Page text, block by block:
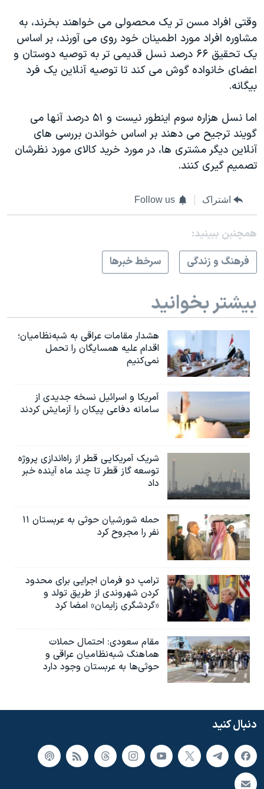
وقتی افراد مسن تر یک محصولی می خواهند بخرند، به
مشاوره افراد مورد اطمینان خود روی می آورند، بر اساس
یک تحقیق ۶۶ درصد نسل قدیمی تر به توصیه دوستان و
اعضای خانواده گوش می کند تا توصیه آنلاین یک فرد
بیگانه.
اما نسل هزاره سوم اینطور نیست و ۵۱ درصد آنها می
گویند ترجیح می دهند بر اساس خواندن بررسی های
آنلاین دیگر مشتری ها، در مورد خرید کالای مورد نظرشان
تصمیم گیری کنند.
اشتراک Follow us
همچنبن ببینید:
فرهنگ و زندگی
سرخط خبرها
بیشتر بخوانید
هشدار مقامات عراقی به شبه‌نظامیان؛
اقدام علیه همسایگان را تحمل
نمی‌کنیم
آمریکا و اسرائیل نسخه جدیدی از
سامانه دفاعی پیکان را آزمایش کردند
شریک آمریکایی قطر از راه‌اندازی پروژه
توسعه گاز قطر تا چند ماه آینده خبر
داد
حمله شورشیان حوثی به عربستان ۱۱
نفر را مجروح کرد
ترامپ دو فرمان اجرایی برای محدود
کردن شهروندی از طریق تولد و
«گردشگری زایمان» امضا کرد
مقام سعودی: احتمال حملات
هماهنگ شبه‌نظامیان عراقی و
حوثی‌ها به عربستان وجود دارد
دنبال کنید